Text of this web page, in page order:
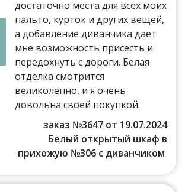
достаточно места для всех моих
пальто, курток и других вещей,
а добавление диванчика дает
мне возможность присесть и
передохнуть с дороги. Белая
отделка смотрится
великолепно, и я очень
довольна своей покупкой.
заказ №3647 от 19.07.2024
Белый открытый шкаф в
прихожую №306 с диванчиком